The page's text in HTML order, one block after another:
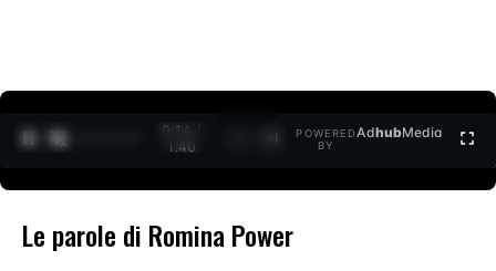
0:15 /
1:40
POWERED
BY
AdhubMedia
Le parole di Romina Power